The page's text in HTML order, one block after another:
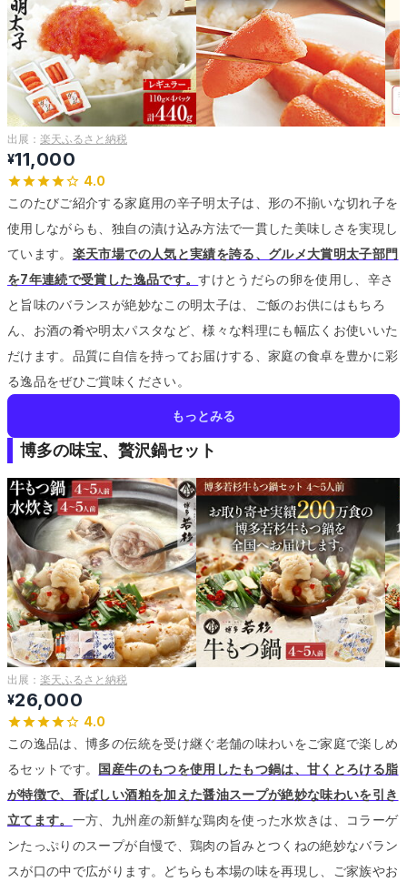
出展： 楽天ふるさと納税
¥11,000
4.0
このたびご紹介する家庭用の辛子明太子は、形の不揃いな切れ子を
使用しながらも、独自の漬け込み方法で一貫した美味しさを実現し
ています。 楽天市場での人気と実績を誇る、グルメ大賞明太子部門
を7年連続で受賞した逸品です。すけとうだらの卵を使用し、辛さ
と旨味のバランスが絶妙なこの明太子は、ご飯のお供にはもちろ
ん、お酒の肴や明太パスタなど、様々な料理にも幅広くお使いいた
だけます。 品質に自信を持ってお届けする、家庭の食卓を豊かに彩
る逸品をぜひご賞味ください。
もっとみる
博多の味宝、贅沢鍋セット
出展： 楽天ふるさと納税
¥26,000
4.0
この逸品は、博多の伝統を受け継ぐ老舗の味わいをご家庭で楽しめ
るセットです。 国産牛のもつを使用したもつ鍋は、甘くとろける脂
が特徴で、香ばしい酒粕を加えた醤油スープが絶妙な味わいを引き
立てます。 一方、九州産の新鮮な鶏肉を使った水炊きは、コラーゲ
ンたっぷりのスープが自慢で、鶏肉の旨みとつくねの絶妙なバラン
スが口の中で広がります。
どちらも本場の味を再現し、ご家族やお